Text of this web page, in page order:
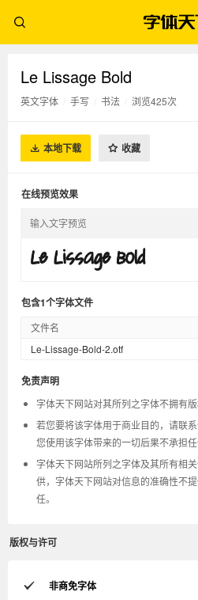
Le Lissage Bold
英文字体 手写 书法 浏览425次
本地下载 收藏
在线预览效果
包含1个字体文件
文件名
Le-Lissage-Bold-2.otf
免责声明
字体天下网站对其所列之字体不拥有
若您要将该字体用于商业目的，请联
您使用该字体带来的一切后果不承担任
字体天下网站所列之字体及其所有相
供，字体天下网站对信息的准确性不
任。
版权与许可
非商免字体